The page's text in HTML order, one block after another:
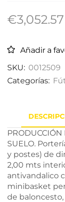
€3,052.57
Añadir a
SKU: 0012509
Categorías:
PRODUCCIÓN
SUELO.
y postes) de
2,00 mts
antivandalico
minibasket
de